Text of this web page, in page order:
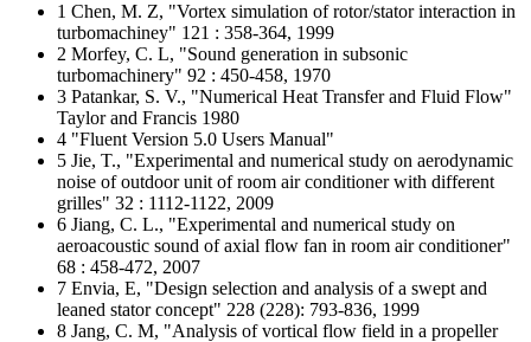
1 Chen, M. Z, "Vortex simulation of rotor/stator interaction in
turbomachiney" 121 : 358-364, 1999
2 Morfey, C. L, "Sound generation in subsonic
turbomachinery" 92 : 450-458, 1970
3 Patankar, S. V., "Numerical Heat Transfer and Fluid Flow"
Taylor and Francis 1980
4 "Fluent Version 5.0 Users Manual"
5 Jie, T., "Experimental and numerical study on aerodynamic
noise of outdoor unit of room air conditioner with different
grilles" 32 : 1112-1122, 2009
6 Jiang, C. L., "Experimental and numerical study on
aeroacoustic sound of axial flow fan in room air conditioner"
68 : 458-472, 2007
7 Envia, E, "Design selection and analysis of a swept and
leaned stator concept" 228 (228): 793-836, 1999
8 Jang, C. M, "Analysis of vortical flow field in a propeller